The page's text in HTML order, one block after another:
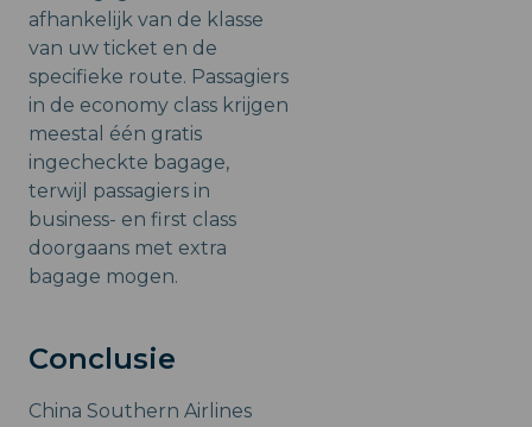
afhankelijk van de klasse
van uw ticket en de
specifieke route. Passagiers
in de economy class krijgen
meestal één gratis
ingecheckte bagage,
terwijl passagiers in
business- en first class
doorgaans met extra
bagage mogen.
Conclusie
China Southern Airlines